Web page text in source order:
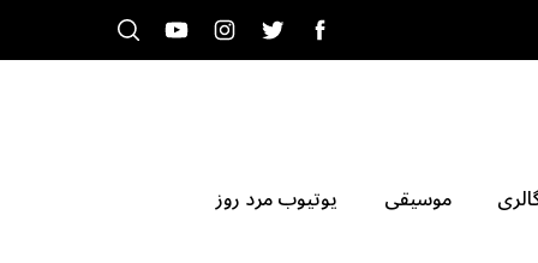
موسیقی یوتیوب مرد روز